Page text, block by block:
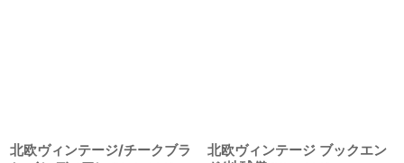
北欧ヴィンテージ/チークブラ
北欧ヴィンテージ ブックエン